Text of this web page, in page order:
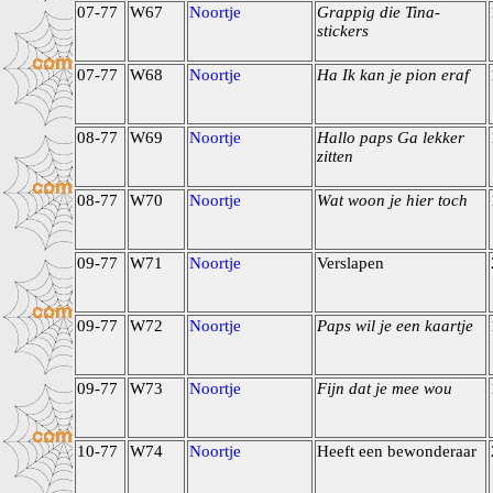
07-77 W67 Noortje
Grappig die Tina-
stickers
07-77 W68 Noortje Ha Ik kan je pion eraf
08-77 W69 Noortje
Hallo paps Ga lekker
zitten
08-77 W70 Noortje Wat woon je hier toch
09-77 W71 Noortje Verslapen
09-77 W72 Noortje Paps wil je een kaartje
09-77 W73 Noortje Fijn dat je mee wou
10-77 W74 Noortje Heeft een bewonderaar